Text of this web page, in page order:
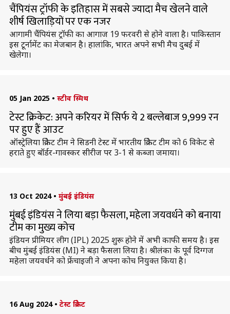
चैंपियंस ट्रॉफी के इतिहास में सबसे ज्यादा मैच खेलने वाले
शीर्ष खिलाड़ियों पर एक नजर
आगामी चैंपियंस ट्रॉफी का आगाज 19 फरवरी से होने वाला है। पाकिस्तान
इस टूर्नामेंट का मेजबान है। हालांकि, भारत अपने सभी मैच दुबई में
खेलेगा।
05 Jan 2025 • स्टीव स्मिथ
टेस्ट क्रिकेट: अपने करियर में सिर्फ ये 2 बल्लेबाज 9,999 रन
पर हुए हैं आउट
ऑस्ट्रेलिया क्रिकेट टीम ने सिडनी टेस्ट में भारतीय क्रिकेट टीम को 6 विकेट से
हराते हुए बॉर्डर-गावस्कर सीरीज पर 3-1 से कब्जा जमाया।
13 Oct 2024 • मुंबई इंडियंस
मुंबई इंडियंस ने लिया बड़ा फैसला, महेला जयवर्धने को बनाया
टीम का मुख्य कोच
इंडियन प्रीमियर लीग (IPL) 2025 शुरू होने में अभी काफी समय है। इस
बीच मुंबई इंडियंस (MI) ने बड़ा फैसला लिया है। श्रीलंका के पूर्व दिग्गज
महेला जयवर्धने को फ्रेंचाइजी ने अपना कोच नियुक्त किया है।
16 Aug 2024 • टेस्ट क्रिकेट